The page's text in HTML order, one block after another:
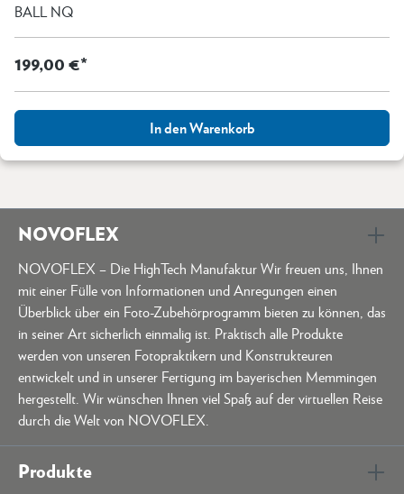
BALL NQ
199,00 €*
In den Warenkorb
NOVOFLEX
NOVOFLEX – Die HighTech Manufaktur Wir freuen uns, Ihnen
mit einer Fülle von Informationen und Anregungen einen
Überblick über ein Foto-Zubehörprogramm bieten zu können, das
in seiner Art sicherlich einmalig ist. Praktisch alle Produkte
werden von unseren Fotopraktikern und Konstrukteuren
entwickelt und in unserer Fertigung im bayerischen Memmingen
hergestellt. Wir wünschen Ihnen viel Spaß auf der virtuellen Reise
durch die Welt von NOVOFLEX.
Produkte